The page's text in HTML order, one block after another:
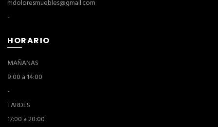
mdoloresmuebles@gmail.com
-
HORARIO
MAÑANAS
9:00 a 14:00
-
TARDES
17:00 a 20:00